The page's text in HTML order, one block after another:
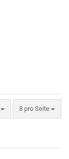
8 pro Seite
pro Seite